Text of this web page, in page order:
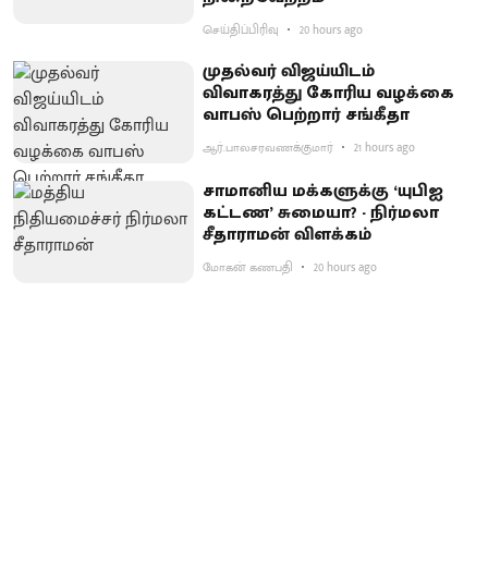
செய்திப்பிரிவு 20 hours ago
முதல்வர் விஜய்யிடம்
விவாகரத்து கோரிய வழக்கை
வாபஸ் பெற்றார் சங்கீதா
ஆர்.பாலசரவணக்குமார் 21 hours ago
சாமானிய மக்களுக்கு ‘யுபிஐ
கட்டண’ சுமையா? - நிர்மலா
சீதாராமன் விளக்கம்
மோகன் கணபதி 20 hours ago